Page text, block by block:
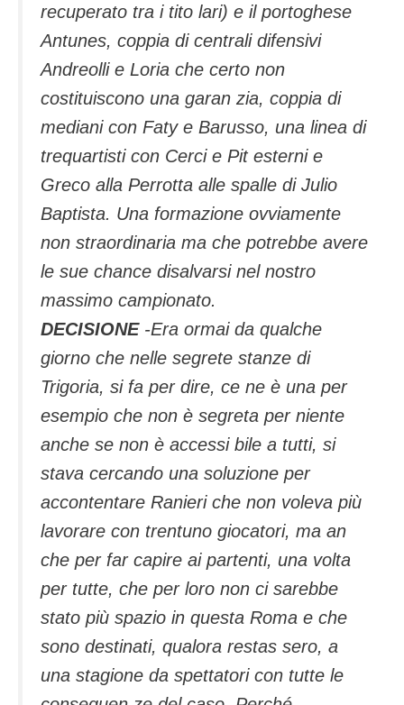
recuperato tra i tito lari) e il portoghese
Antunes, coppia di centrali difensivi
Andreolli e Loria che certo non
costituiscono una garan zia, coppia di
mediani con Faty e Barusso, una linea di
trequartisti con Cerci e Pit esterni e
Greco alla Perrotta alle spalle di Julio
Baptista. Una formazione ovviamente
non straordinaria ma che potrebbe avere
le sue chance disalvarsi nel nostro
massimo campionato.
DECISIONE-Era ormai da qualche
giorno che nelle segrete stanze di
Trigoria, si fa per dire, ce ne è una per
esempio che non è segreta per niente
anche se non è accessi bile a tutti, si
stava cercando una soluzione per
accontentare Ranieri che non voleva più
lavorare con trentuno giocatori, ma an
che per far capire ai partenti, una volta
per tutte, che per loro non ci sarebbe
stato più spazio in questa Roma e che
sono destinati, qualora restas sero, a
una stagione da spettatori con tutte le